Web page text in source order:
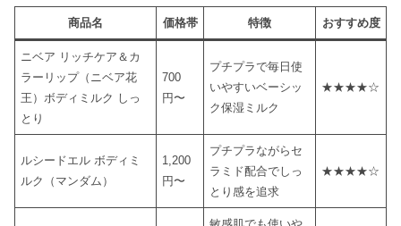
商品名 価格帯 特徴 おすすめ度
ニベア リッチケア＆カ
ラーリップ（ニベア花
王）ボディミルク しっ
とり
700
円〜
プチプラで毎日使
いやすいベーシッ
ク保湿ミルク
★★★★☆
ルシードエル ボディミ
ルク（マンダム）
1,200
円〜
プチプラながらセ
ラミド配合でしっ
とり感を追求
★★★★☆